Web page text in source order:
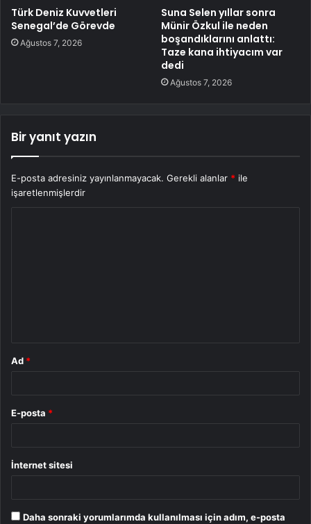
Türk Deniz Kuvvetleri
Senegal’de Görevde
Ağustos 7, 2026
Suna Selen yıllar sonra
Münir Özkul ile neden
boşandıklarını anlattı:
Taze kana ihtiyacım var
dedi
Ağustos 7, 2026
Bir yanıt yazın
E-posta adresiniz yayınlanmayacak. Gerekli alanlar * ile
işaretlenmişlerdir
Ad *
E-posta *
İnternet sitesi
Daha sonraki yorumlarımda kullanılması için adım, e-posta